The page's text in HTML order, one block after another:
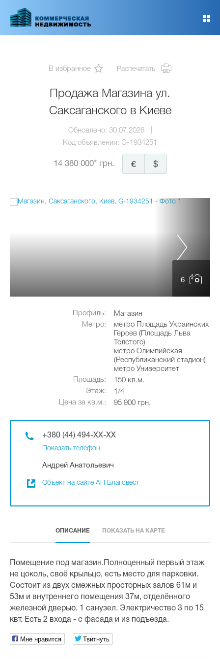
основному
В избранное Распечатать
Продажа Магазина ул.
Саксаганского в Киеве
Обновлено: 30.07.2026
Код объявления: G-1934251
14 380 000* грн. $
€
6
Профиль:
Магазин
Метро:
метро Площадь Украинских
Героев (Площадь Льва
Толстого)
метро Олимпийская
(Республиканский стадион)
метро Университет
Площадь:
150 кв.м.
Этаж:
1/4
Цена за кв.м.:
95 900 грн.
+380 (44) 494-XX-XX
Показать телефон
Андрей Анатольевич
Объект на сайте АН Благовест
ОПИСАНИЕ ПОКАЗАТЬ НА КАРТЕ
Помещение под магазин.Полноценный первый этаж
не цоколь, своё крыльцо, есть место для парковки.
Состоит из двух смежных просторных залов 61м и
53м и внутреннего помещения 37м, отделённого
железной дверью. 1 санузел. Электричество 3 по 15
квт. Есть 2 входа - с фасада и из подъезда.
Мне нравится Твитнуть